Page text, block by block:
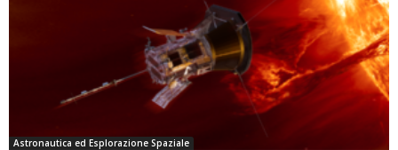
Astronautica ed Esplorazione Spaziale